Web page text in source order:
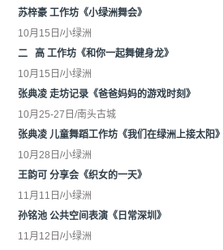
苏梓豪 工作坊《小绿洲舞会》
10月15日/小绿洲
二 高 工作坊《和你一起舞健身龙》
10月15日/小绿洲
张典凌 走坊记录《爸爸妈妈的游戏时刻》
10月25-27日/南头古城
张典凌 儿童舞蹈工作坊《我们在绿洲上接太阳》
10月28日/小绿洲
王韵可 分享会《织女的一天》
11月11日/小绿洲
孙铭池 公共空间表演《日常深圳》
11月12日/小绿洲